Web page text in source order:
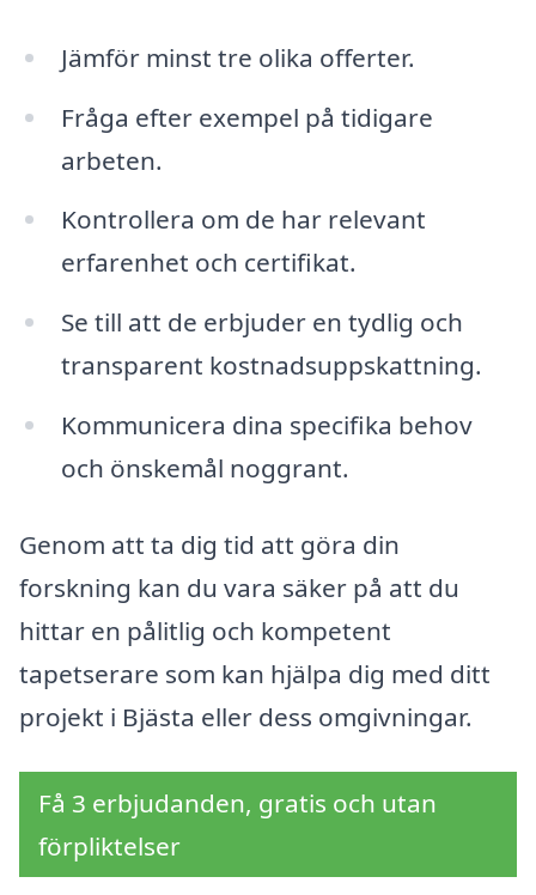
Jämför minst tre olika offerter.
Fråga efter exempel på tidigare
arbeten.
Kontrollera om de har relevant
erfarenhet och certifikat.
Se till att de erbjuder en tydlig och
transparent kostnadsuppskattning.
Kommunicera dina specifika behov
och önskemål noggrant.
Genom att ta dig tid att göra din
forskning kan du vara säker på att du
hittar en pålitlig och kompetent
tapetserare som kan hjälpa dig med ditt
projekt i Bjästa eller dess omgivningar.
Få 3 erbjudanden, gratis och utan
förpliktelser